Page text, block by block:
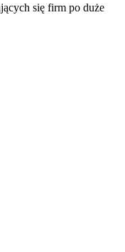
się firm po duże